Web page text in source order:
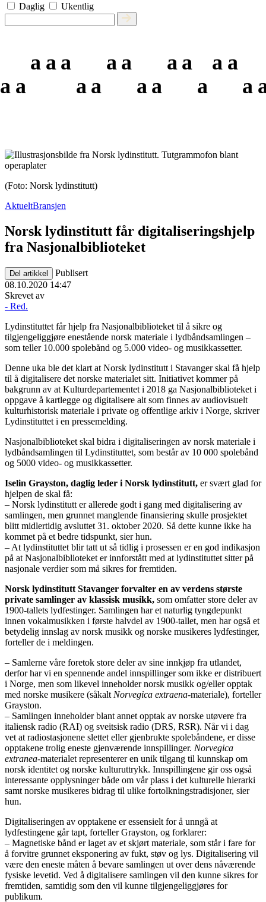
Daglig
Ukentlig
a a
(Foto: Norsk lydinstitutt)
AktueltBransjen
Norsk lydinstitutt får digitaliseringshjelp
fra Nasjonalbiblioteket
Del artikkel
Publisert
08.10.2020 14:47
Skrevet av
- Red.
Lydinstituttet får hjelp fra Nasjonalbiblioteket til å sikre og
tilgjengeliggjøre enestående norsk materiale i lydbåndsamlingen –
som teller 10.000 spolebånd og 5.000 video- og musikkassetter.
Denne uka ble det klart at Norsk lydinstitutt i Stavanger skal få hjelp
til å digitalisere det norske materialet sitt. Initiativet kommer på
bakgrunn av at Kulturdepartementet i 2018 ga Nasjonalbiblioteket i
oppgave å kartlegge og digitalisere alt som finnes av audiovisuelt
kulturhistorisk materiale i private og offentlige arkiv i Norge, skriver
Lydinstituttet i en pressemelding.
Nasjonalbiblioteket skal bidra i digitaliseringen av norsk materiale i
lydbåndsamlingen til Lydinstituttet, som består av 10 000 spolebånd
og 5000 video- og musikkassetter.
Iselin Grayston, daglig leder i Norsk lydinstitutt, er svært glad for
hjelpen de skal få:
– Norsk lydinstitutt er allerede godt i gang med digitalisering av
samlingen, men grunnet manglende finansiering skulle prosjektet
blitt midlertidig avsluttet 31. oktober 2020. Så dette kunne ikke ha
kommet på et bedre tidspunkt, sier hun.
– At lydinstituttet blir tatt ut så tidlig i prosessen er en god indikasjon
på at Nasjonalbiblioteket er innforstått med at lydinstituttet sitter på
nasjonale verdier som må sikres for fremtiden.
Norsk lydinstitutt Stavanger forvalter en av verdens største
private samlinger av klassisk musikk, som omfatter store deler av
1900-tallets lydfestinger. Samlingen har et naturlig tyngdepunkt
innen vokalmusikken i første halvdel av 1900-tallet, men har også et
betydelig innslag av norsk musikk og norske musikeres lydfestinger,
forteller de i meldingen.
– Samlerne våre foretok store deler av sine innkjøp fra utlandet,
derfor har vi en spennende andel innspillinger som ikke er distribuert
i Norge, men som likevel inneholder norsk musikk og/eller opptak
med norske musikere (såkalt Norvegica extraena-materiale), forteller
Grayston.
– Samlingen inneholder blant annet opptak av norske utøvere fra
italiensk radio (RAI) og sveitsisk radio (DRS, RSR). Når vi i dag
vet at radiostasjonene slettet eller gjenbrukte spolebåndene, er disse
opptakene trolig eneste gjenværende innspillinger. Norvegica
extranea-materialet representerer en unik tilgang til kunnskap om
norsk identitet og norske kulturuttrykk. Innspillingene gir oss også
interessante opplysninger både om vår plass i det kulturelle hierarki
samt norske musikeres bidrag til ulike fortolkningstradisjoner, sier
hun.
Digitaliseringen av opptakene er essensielt for å unngå at
lydfestingene går tapt, forteller Grayston, og forklarer:
– Magnetiske bånd er laget av et skjørt materiale, som står i fare for
å forvitre grunnet eksponering av fukt, støv og lys. Digitalisering vil
være den eneste måten å bevare samlingen ut over dens nåværende
fysiske levetid. Ved å digitalisere samlingen vil den kunne sikres for
fremtiden, samtidig som den vil kunne tilgjengeliggjøres for
publikum.